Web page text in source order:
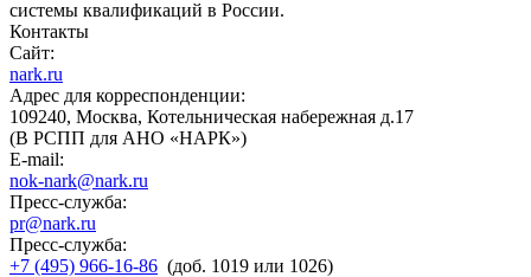
системы квалификаций в России.
Контакты
Сайт:
nark.ru
Адрес для корреспонденции:
109240, Москва, Котельническая набережная д.17
(В РСПП для АНО «НАРК»)
E-mail:
nok-nark@nark.ru
Пресс-служба:
pr@nark.ru
Пресс-служба:
+7 (495) 966-16-86 (доб. 1019 или 1026)